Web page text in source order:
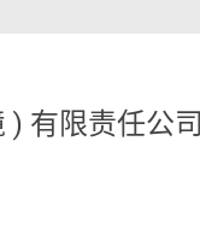
有限责任公司